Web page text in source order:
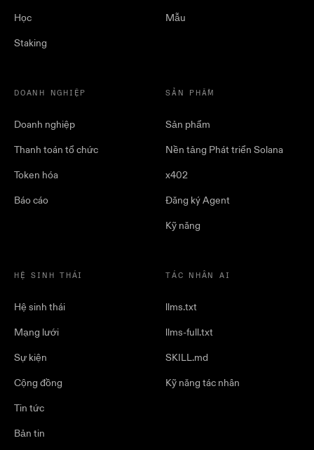
Học
Staking
Mẫu
DOANH NGHIỆP
Doanh nghiệp
Thanh toán tổ chức
Token hóa
Báo cáo
SẢN PHẨM
Sản phẩm
Nền tảng Phát triển Solana
x402
Đăng ký Agent
Kỹ năng
HỆ SINH THÁI
Hệ sinh thái
Mạng lưới
Sự kiện
Cộng đồng
Tin tức
Bản tin
TÁC NHÂN AI
llms.txt
llms-full.txt
SKILL.md
Kỹ năng tác nhân